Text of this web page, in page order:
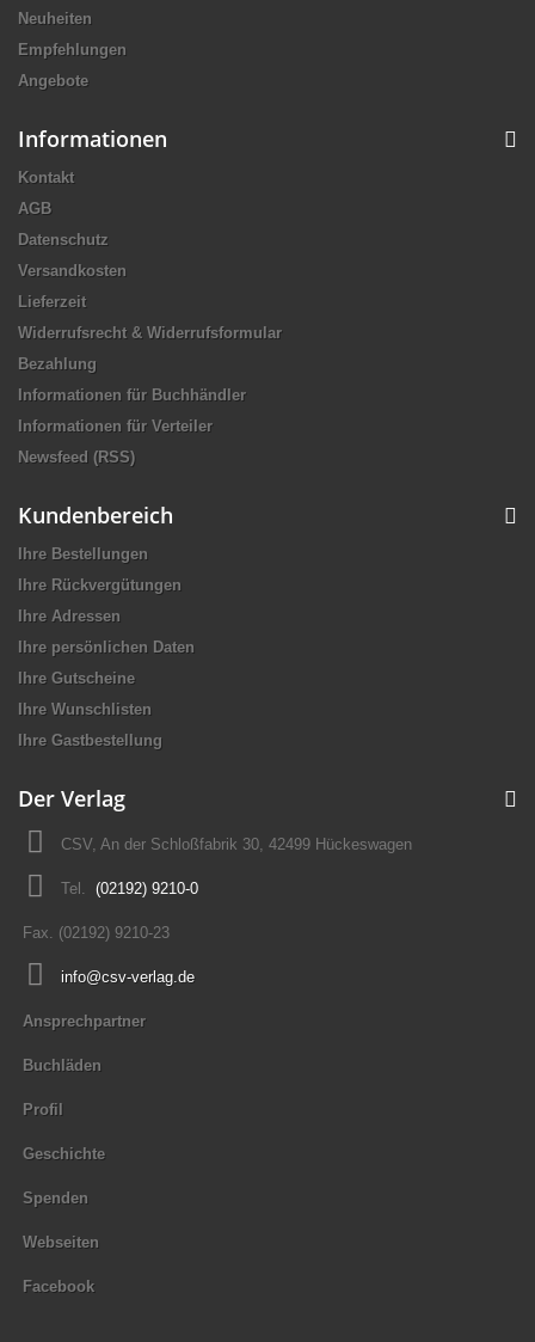
Neuheiten
Empfehlungen
Angebote
Informationen
Kontakt
AGB
Datenschutz
Versandkosten
Lieferzeit
Widerrufsrecht & Widerrufsformular
Bezahlung
Informationen für Buchhändler
Informationen für Verteiler
Newsfeed (RSS)
Kundenbereich
Ihre Bestellungen
Ihre Rückvergütungen
Ihre Adressen
Ihre persönlichen Daten
Ihre Gutscheine
Ihre Wunschlisten
Ihre Gastbestellung
Der Verlag
CSV, An der Schloßfabrik 30, 42499 Hückeswagen
Tel. (02192) 9210-0
Fax. (02192) 9210-23
info@csv-verlag.de
Ansprechpartner
Buchläden
Profil
Geschichte
Spenden
Webseiten
Facebook